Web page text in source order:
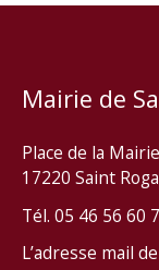
Mairie de
Place de la Mairie
17220 Saint
Tél. 05 46 56 60
L’adresse mail